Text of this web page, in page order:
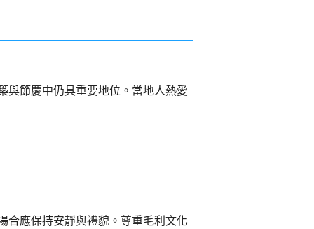
與節慶中仍具重要地位。當地人熱愛
合應保持安靜與禮貌。尊重毛利文化